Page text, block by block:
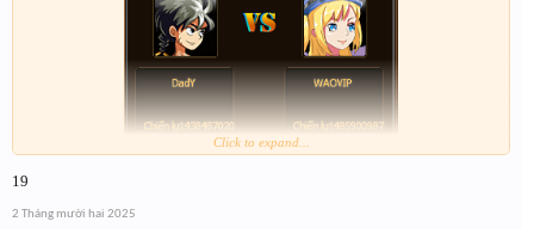
Click to expand...
19
2 Tháng mười hai 2025